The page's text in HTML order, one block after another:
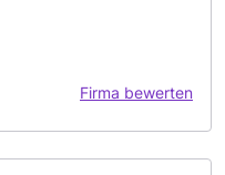
Firma bewerten